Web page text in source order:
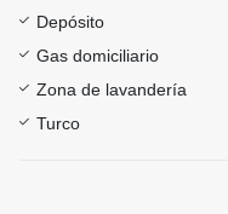
Depósito
Gas domiciliario
Zona de lavandería
Turco